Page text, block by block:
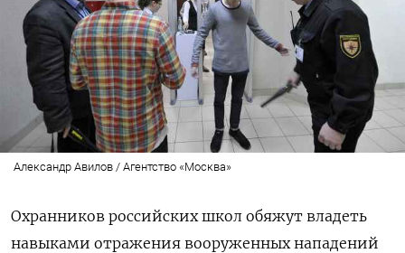
Александр Авилов / Агентство «Москва»
Охранников российских школ обяжут владеть
навыками отражения вооруженных нападений